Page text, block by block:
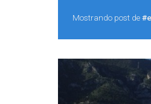
Mostrando post de